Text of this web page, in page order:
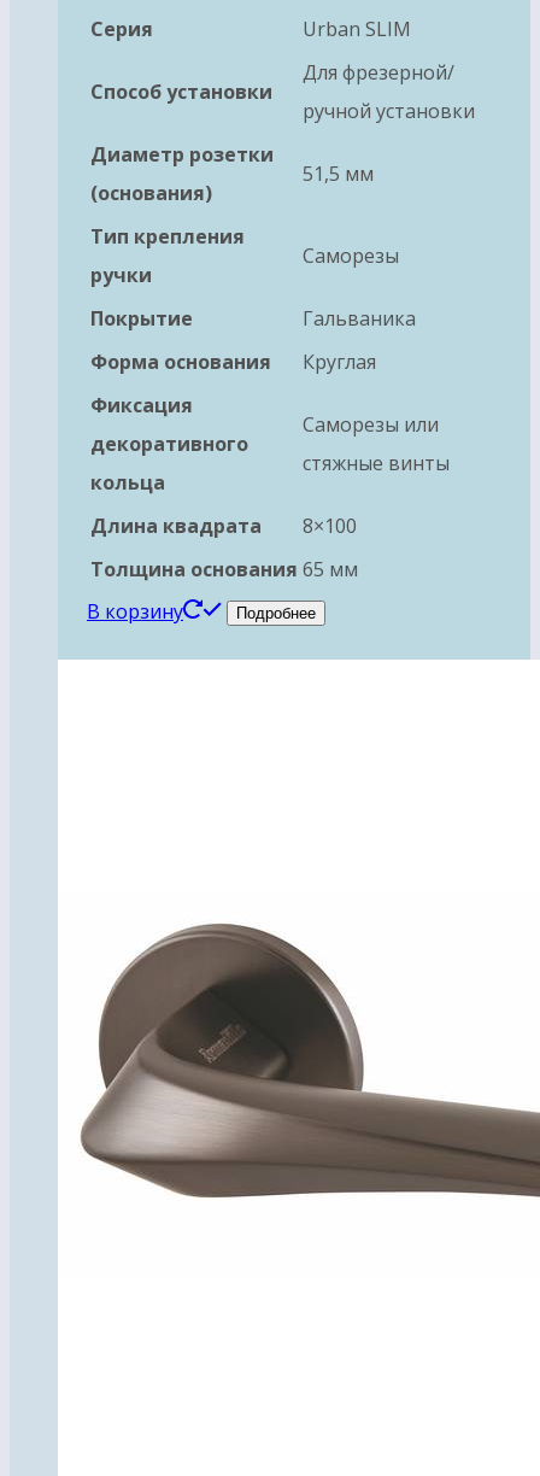
Серия
Urban SLIM
Способ установки
Для фрезерной/
ручной установки
Диаметр розетки
(основания)
51,5 мм
Тип крепления
ручки
Саморезы
Покрытие
Гальваника
Форма основания
Круглая
Фиксация
декоративного
кольца
Саморезы или
стяжные винты
Длина квадрата
8×100
Толщина основания 65 мм
В корзину
Подробнее